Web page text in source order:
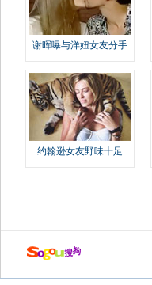
谢晖曝与洋妞女友分手
约翰逊女友野味十足